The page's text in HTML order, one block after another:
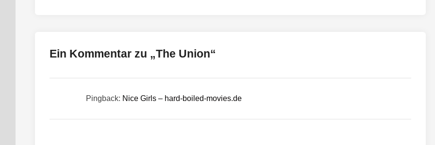
Ein Kommentar zu „The Union“
Pingback: Nice Girls – hard-boiled-movies.de